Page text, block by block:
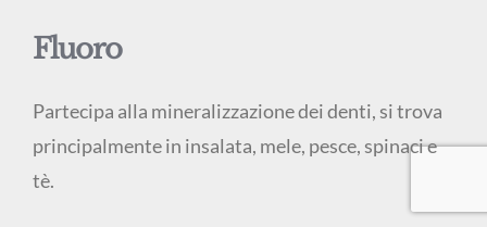
Fluoro
Partecipa alla mineralizzazione dei denti, si trova
principalmente in insalata, mele, pesce, spinaci e
tè.